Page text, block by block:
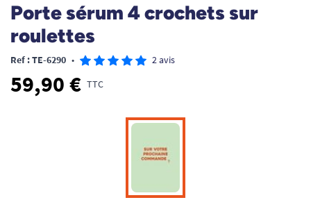
Porte sérum 4 crochets sur
roulettes
Ref : TE-6290 • 2 avis
59,90 € TTC